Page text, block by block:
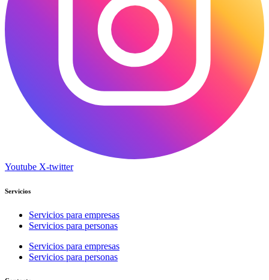
Youtube X-twitter
Servicios
Servicios para empresas
Servicios para personas
Servicios para empresas
Servicios para personas